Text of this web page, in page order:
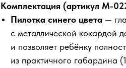
Комплектация (артикул M-
Пилотка синего цвета —
с металлической кокардой
и позволяет ребёнку
из практичного габардина